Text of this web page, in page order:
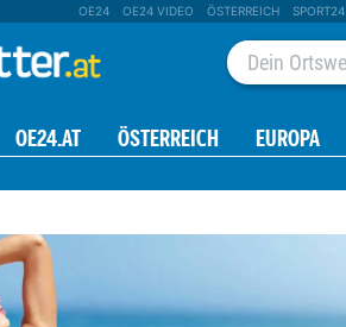
OE24 OE24 VIDEO ÖSTERREICH SPORT24
OE24.AT ÖSTERREICH EUROPA